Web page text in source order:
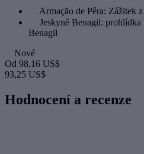
Armação de Pêra: Zážitek
Jeskyně Benagil:
Benagil
Nové
Od 98,16 US$
93,25 US$
Hodnocení a recenze